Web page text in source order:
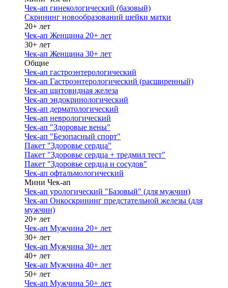
Чек-ап гинекологический (базовый)
Скрининг новообразований шейки матки
20+ лет
Чек-ап Женщина 20+ лет
30+ лет
Чек-ап Женщина 30+ лет
Общие
Чек-ап гастроэнтерологический
Чек-ап Гастроэнтерологический (расширенный)
Чек-ап щитовидная железа
Чек-ап эндокринологический
Чек-ап дерматологический
Чек-ап неврологический
Чек-ап "Здоровые вены"
Чек-ап "Безопасный спорт"
Пакет "Здоровье сердца"
Пакет "Здоровье сердца + тредмил тест"
Пакет "Здоровье сердца и сосудов"
Чек-ап офтальмологический
Мини Чек-ап
Чек-ап урологический "Базовый" (для мужчин)
Чек-ап Онкоскрининг предстательной железы (для
мужчин)
20+ лет
Чек-ап Мужчина 20+ лет
30+ лет
Чек-ап Мужчина 30+ лет
40+ лет
Чек-ап Мужчина 40+ лет
50+ лет
Чек-ап Мужчина 50+ лет